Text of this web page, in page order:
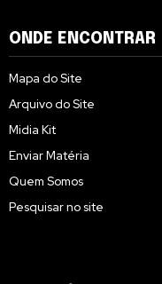
ONDE ENCONTRAR
Mapa do Site
Arquivo do Site
Midia Kit
Enviar Matéria
Quem Somos
Pesquisar no site